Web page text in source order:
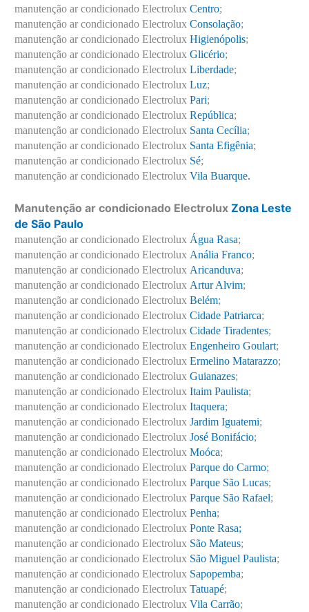
manutenção ar condicionado Electrolux Centro;
manutenção ar condicionado Electrolux Consolação;
manutenção ar condicionado Electrolux Higienópolis;
manutenção ar condicionado Electrolux Glicério;
manutenção ar condicionado Electrolux Liberdade;
manutenção ar condicionado Electrolux Luz;
manutenção ar condicionado Electrolux Pari;
manutenção ar condicionado Electrolux República;
manutenção ar condicionado Electrolux Santa Cecília;
manutenção ar condicionado Electrolux Santa Efigênia;
manutenção ar condicionado Electrolux Sé;
manutenção ar condicionado Electrolux Vila Buarque.
Manutenção ar condicionado ElectroluxZona Leste
de São Paulo
manutenção ar condicionado Electrolux Água Rasa;
manutenção ar condicionado Electrolux Anália Franco;
manutenção ar condicionado Electrolux Aricanduva;
manutenção ar condicionado Electrolux Artur Alvim;
manutenção ar condicionado Electrolux Belém;
manutenção ar condicionado Electrolux Cidade Patriarca;
manutenção ar condicionado Electrolux Cidade Tiradentes;
manutenção ar condicionado Electrolux Engenheiro Goulart;
manutenção ar condicionado Electrolux Ermelino Matarazzo;
manutenção ar condicionado Electrolux Guianazes;
manutenção ar condicionado Electrolux Itaim Paulista;
manutenção ar condicionado Electrolux Itaquera;
manutenção ar condicionado Electrolux Jardim Iguatemi;
manutenção ar condicionado Electrolux José Bonifácio;
manutenção ar condicionado Electrolux Moóca;
manutenção ar condicionado Electrolux Parque do Carmo;
manutenção ar condicionado Electrolux Parque São Lucas;
manutenção ar condicionado Electrolux Parque São Rafael;
manutenção ar condicionado Electrolux Penha;
manutenção ar condicionado Electrolux Ponte Rasa;
manutenção ar condicionado Electrolux São Mateus;
manutenção ar condicionado Electrolux São Miguel Paulista;
manutenção ar condicionado Electrolux Sapopemba;
manutenção ar condicionado Electrolux Tatuapé;
manutenção ar condicionado Electrolux Vila Carrão;